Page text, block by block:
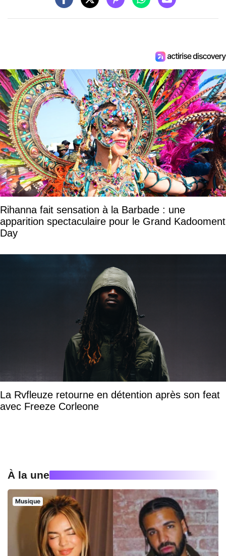
Rihanna fait sensation à la Barbade : une
apparition spectaculaire pour le Grand Kadooment
Day
La Rvfleuze retourne en détention après son feat
avec Freeze Corleone
À la une
Musique